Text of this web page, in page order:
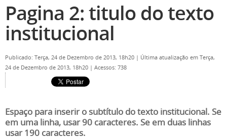
Pagina 2: titulo do texto
institucional
Publicado: Terça, 24 de Dezembro de 2013, 18h20 | Última atualização em Terça,
24 de Dezembro de 2013, 18h20 | Acessos: 738
Espaço para inserir o subtítulo do texto institucional. Se
em uma linha, usar 90 caracteres. Se em duas linhas
usar 190 caracteres.